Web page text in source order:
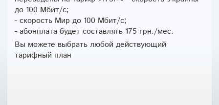
до 100 Мбит/с;
- скорость Мир до 100 Мбит/с;
- абонплата будет составлять 175 грн./мес.
Вы можете выбрать любой действующий
тарифный план